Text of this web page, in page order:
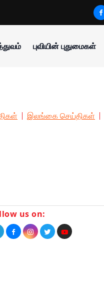
புவியின் புதுமைகள்
இலங்கை செய்திகள்
us on: